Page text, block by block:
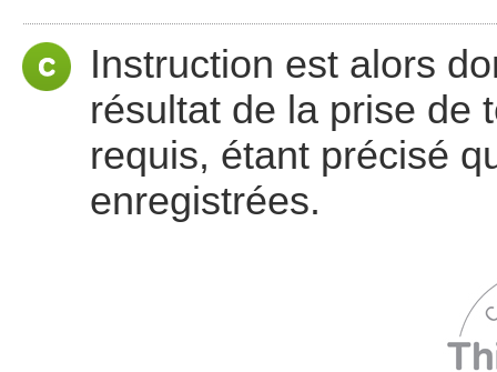
Instruction est alors
résultat de la prise de
requis, étant précisé
enregistrées.